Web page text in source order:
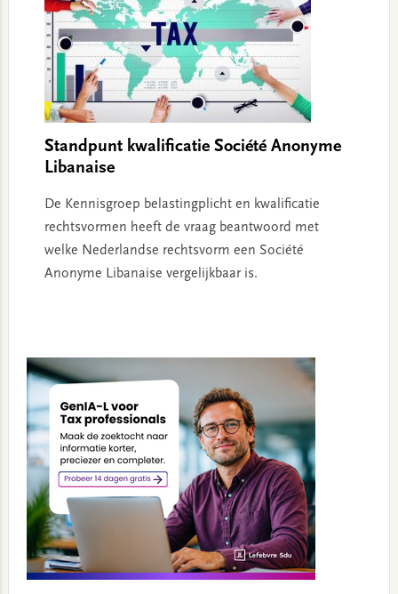
Standpunt kwalificatie Société Anonyme
Libanaise
De Kennisgroep belastingplicht en kwalificatie
rechtsvormen heeft de vraag beantwoord met
welke Nederlandse rechtsvorm een Société
Anonyme Libanaise vergelijkbaar is.
Sidebar